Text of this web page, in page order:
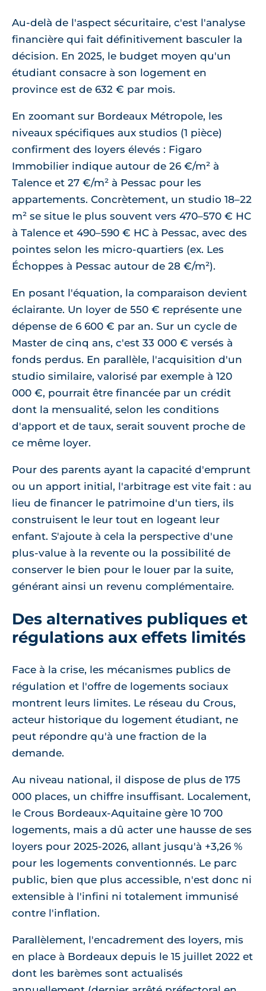
Au-delà de l'aspect sécuritaire, c'est l'analyse
financière qui fait définitivement basculer la
décision. En 2025, le budget moyen qu'un
étudiant consacre à son logement en
province est de 632 € par mois.
En zoomant sur Bordeaux Métropole, les
niveaux spécifiques aux studios (1 pièce)
confirment des loyers élevés : Figaro
Immobilier indique autour de 26 €/m² à
Talence et 27 €/m² à Pessac pour les
appartements. Concrètement, un studio 18–22
m² se situe le plus souvent vers 470–570 € HC
à Talence et 490–590 € HC à Pessac, avec des
pointes selon les micro-quartiers (ex. Les
Échoppes à Pessac autour de 28 €/m²).
En posant l'équation, la comparaison devient
éclairante. Un loyer de 550 € représente une
dépense de 6 600 € par an. Sur un cycle de
Master de cinq ans, c'est 33 000 € versés à
fonds perdus. En parallèle, l'acquisition d'un
studio similaire, valorisé par exemple à 120
000 €, pourrait être financée par un crédit
dont la mensualité, selon les conditions
d'apport et de taux, serait souvent proche de
ce même loyer.
Pour des parents ayant la capacité d'emprunt
ou un apport initial, l'arbitrage est vite fait : au
lieu de financer le patrimoine d'un tiers, ils
construisent le leur tout en logeant leur
enfant. S'ajoute à cela la perspective d'une
plus-value à la revente ou la possibilité de
conserver le bien pour le louer par la suite,
générant ainsi un revenu complémentaire.
Des alternatives publiques et
régulations aux effets limités
Face à la crise, les mécanismes publics de
régulation et l'offre de logements sociaux
montrent leurs limites. Le réseau du Crous,
acteur historique du logement étudiant, ne
peut répondre qu'à une fraction de la
demande.
Au niveau national, il dispose de plus de 175
000 places, un chiffre insuffisant. Localement,
le Crous Bordeaux-Aquitaine gère 10 700
logements, mais a dû acter une hausse de ses
loyers pour 2025-2026, allant jusqu'à +3,26 %
pour les logements conventionnés. Le parc
public, bien que plus accessible, n'est donc ni
extensible à l'infini ni totalement immunisé
contre l'inflation.
Parallèlement, l'encadrement des loyers, mis
en place à Bordeaux depuis le 15 juillet 2022 et
dont les barèmes sont actualisés